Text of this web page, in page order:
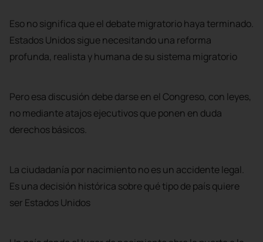
Eso no significa que el debate migratorio haya terminado.
Estados Unidos sigue necesitando una reforma
profunda, realista y humana de su sistema migratorio
Pero esa discusión debe darse en el Congreso, con leyes,
no mediante atajos ejecutivos que ponen en duda
derechos básicos.
La ciudadanía por nacimiento no es un accidente legal.
Es una decisión histórica sobre qué tipo de país quiere
ser Estados Unidos